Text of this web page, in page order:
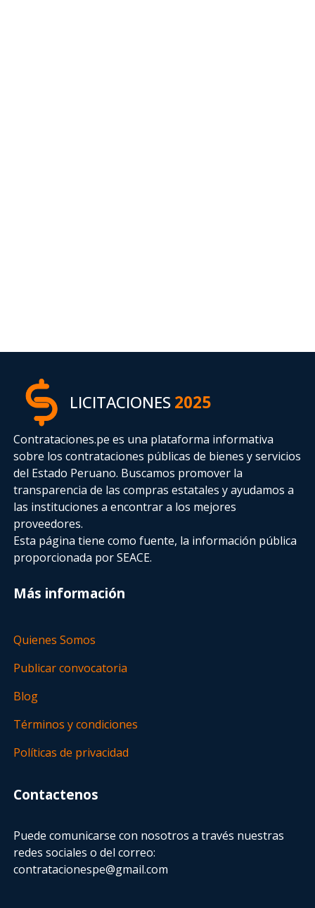
LICITACIONES2025
Contrataciones.pe es una plataforma informativa
sobre los contrataciones públicas de bienes y servicios
del Estado Peruano. Buscamos promover la
transparencia de las compras estatalesy ayudamos a
las instituciones a encontrar a los mejores
proveedores.
Esta página tiene como fuente, la información pública
proporcionada por SEACE.
Más información
Quienes Somos
Publicar convocatoria
Blog
Términos y condiciones
Políticas de privacidad
Contactenos
Puede comunicarse con nosotros a través nuestras
redes sociales o del correo:
contratacionespe@gmail.com